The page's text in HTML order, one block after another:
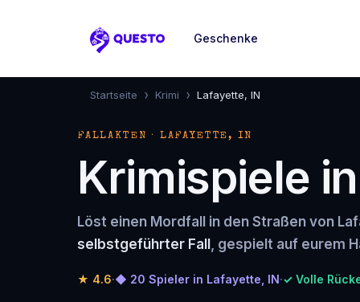
Questo
Geschenke
Startseite › Krimi › Lafayette, IN
FALLAKTEN · LAFAYETTE, IN
Krimispiele
Löst einen Mordfall in den Straßen von
selbstgeführter Fall , gespielt auf eurem
★ 4.6·◆ 20 Spieler in Lafayette, IN·✓ Volle